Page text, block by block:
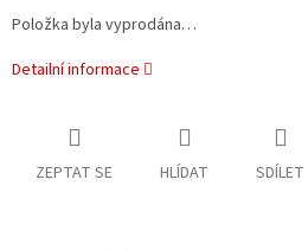
Položka byla vyprodána…
Detailní informace
ZEPTAT SE HLÍDAT SDÍLET